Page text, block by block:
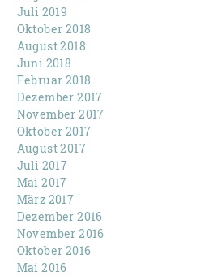
Juli 2019
Oktober 2018
August 2018
Juni 2018
Februar 2018
Dezember 2017
November 2017
Oktober 2017
August 2017
Juli 2017
Mai 2017
März 2017
Dezember 2016
November 2016
Oktober 2016
Mai 2016